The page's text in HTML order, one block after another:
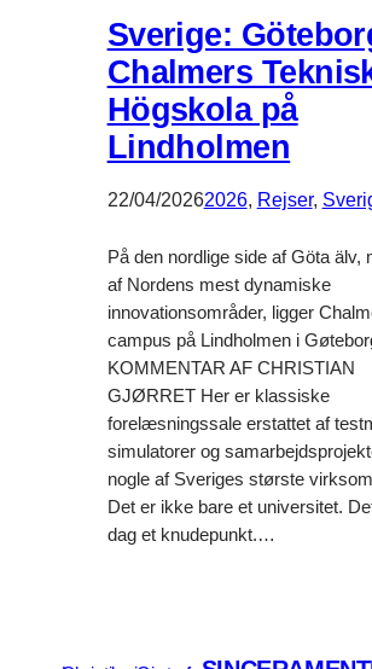
Sverige:
Chalmers
Högskola på
Lindholmen
22/04/20262026, Rejser,
På den nordlige side af Göta älv,
af Nordens mest dynamiske
innovationsområder, ligger
campus på Lindholmen i
KOMMENTAR AF CHRISTIAN
GJØRRET Her er klassiske
forelæsningssale erstattet af
simulatorer og
nogle af Sveriges største
Det er ikke bare et universitet.
dag et knudepunkt.…